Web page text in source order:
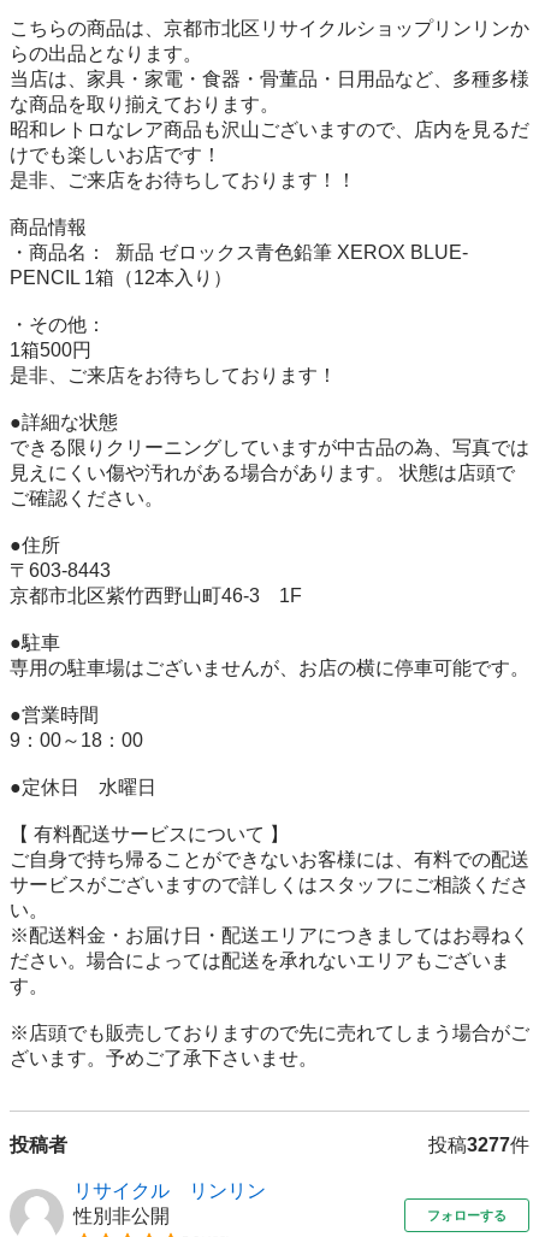
こちらの商品は、京都市北区リサイクルショップリンリンか
らの出品となります。
当店は、家具・家電・食器・骨董品・日用品など、多種多様
な商品を取り揃えております。
昭和レトロなレア商品も沢山ございますので、店内を見るだ
けでも楽しいお店です！
是非、ご来店をお待ちしております！！
商品情報
・商品名：  新品 ゼロックス青色鉛筆 XEROX BLUE-
PENCIL 1箱（12本入り）
・その他：
1箱500円
是非、ご来店をお待ちしております！
●詳細な状態
できる限りクリーニングしていますが中古品の為、写真では
見えにくい傷や汚れがある場合があります。 状態は店頭で
ご確認ください。
●住所
〒603-8443
京都市北区紫竹西野山町46-3　1F
●駐車
専用の駐車場はございませんが、お店の横に停車可能です。
●営業時間
9：00～18：00
●定休日　水曜日
【 有料配送サービスについて 】
ご自身で持ち帰ることができないお客様には、有料での配送
サービスがございますので詳しくはスタッフにご相談くださ
い。
※配送料金・お届け日・配送エリアにつきましてはお尋ねく
ださい。場合によっては配送を承れないエリアもございま
す。
※店頭でも販売しておりますので先に売れてしまう場合がご
ざいます。予めご了承下さいませ。
投稿者 投稿3277件
リサイクル リンリン
性別非公開
フォローする